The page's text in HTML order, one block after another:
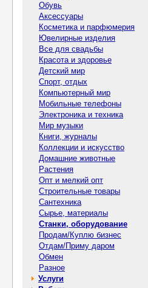
Обувь
Аксессуары
Косметика и парфюмерия
Ювелирные изделия
Все для свадьбы
Красота и здоровье
Детский мир
Спорт, отдых
Компьютерный мир
Мобильные телефоны
Электроника и техника
Мир музыки
Книги, журналы
Коллекции и искусство
Домашние животные
Растения
Опт и мелкий опт
Строительные товары
Сантехника
Сырье, материалы
Станки, оборудование
Продам/Куплю бизнес
Отдам/Приму даром
Обмен
Разное
Услуги